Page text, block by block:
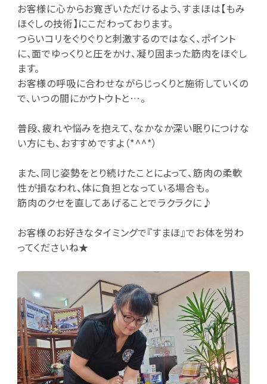
お客様に心からお寛ぎいただけるよう、すまほは【もみ
ほぐしの技術】にこだわっております。
つらいコリをぐりぐりと刺激するのではなく、ポイント
に、面でゆっくりと圧をかけ、凝り固まった筋肉をほぐし
ます。
お客様の呼吸に合わせながらじっくりと施術していくの
で、いつの間にかウトウトと…。
普段、疲れや悩みを抱えて、なかなか深い眠りにつけな
い方にも、おすすめですよ（*^^*）
また、同じ姿勢をとり続けたことによって、筋肉の柔軟
性が損なわれ、体に負担となっている場合も。
筋肉のクセを直してあげることでラクラクに♪
お客様のお好きなタイミングで『すまほ』でお体を労わ
ってくださいね★